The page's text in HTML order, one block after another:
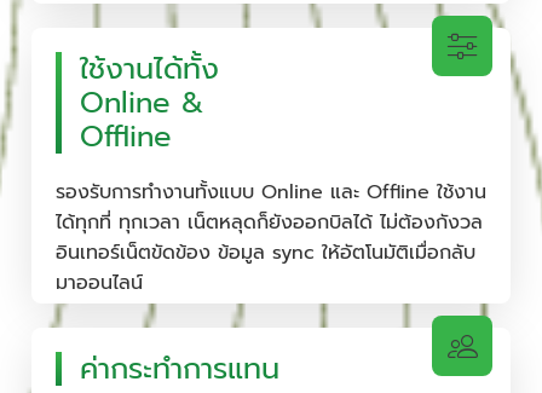
ใช้งานได้ทั้ง
Online &
Offline
รองรับการทำงานทั้งแบบ Online และ Offline ใช้งาน
ได้ทุกที่ ทุกเวลา เน็ตหลุดก็ยังออกบิลได้ ไม่ต้องกังวล
อินเทอร์เน็ตขัดข้อง ข้อมูล sync ให้อัตโนมัติเมื่อกลับ
มาออนไลน์
ค่ากระทำการแทน